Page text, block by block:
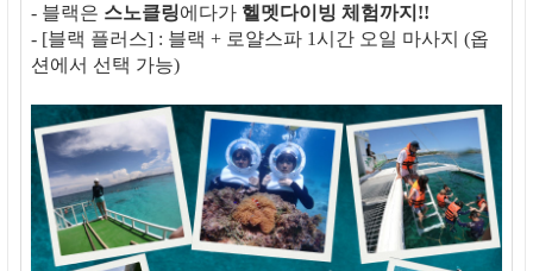
- 블랙은 스노클링에다가 헬멧다이빙 체험까지!!
- [블랙 플러스] : 블랙 + 로얄스파 1시간 오일 마사지 (옵
션에서 선택 가능)